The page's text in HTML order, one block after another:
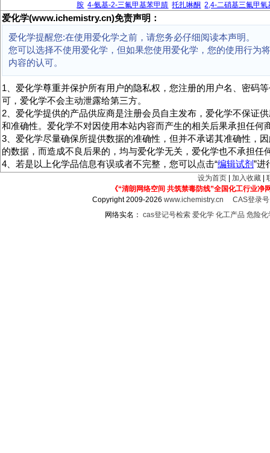
胺 4-氨基-2-三氟甲基苯甲腈 托扎啉酮 2,4-二硝基三氟甲氧
爱化学(www.ichemistry.cn)免责声明：
爱化学提醒您:在使用爱化学之前，请您务必仔细阅读本声明。
您可以选择不使用爱化学，但如果您使用爱化学，您的使用行为
内容的认可。
1、爱化学尊重并保护所有用户的隐私权，您注册的用户名、密码
可，爱化学不会主动泄露给第三方。
2、爱化学提供的产品供应商是注册会员自主发布，爱化学不保证
和准确性。爱化学不对因使用本站内容而产生的相关后果承担任何
3、爱化学尽量确保所提供数据的准确性，但并不承诺其准确性，
的数据，而造成不良后果的，均与爱化学无关，爱化学也不承担任
4、若是以上化学品信息有误或者不完整，您可以点击“编辑试剂”进
设为首页 加入收藏
《“清朗网络空间 共筑禁毒防线”全国化工行业净
Copyright 2009-2026www.ichemistry.cn
CAS登录
网络实名： cas登记号检索 爱化学 化工产品 危险化